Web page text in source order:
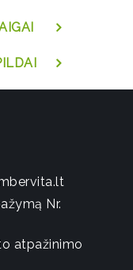
Nr.
atpažinimo